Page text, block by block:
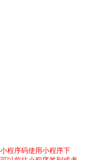
程序码使用小程序下